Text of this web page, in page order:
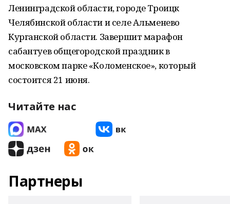
Ленинградской области, городе Троицк
Челябинской области и селе Альменево
Курганской области. Завершит марафон
сабантуев общегородской праздник в
московском парке «Коломенское», который
состоится 21 июня.
Читайте нас
Партнеры